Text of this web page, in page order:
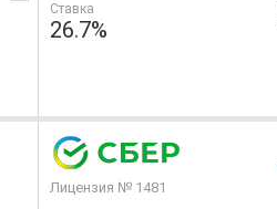
Ставка
26.7%
Лицензия № 1481